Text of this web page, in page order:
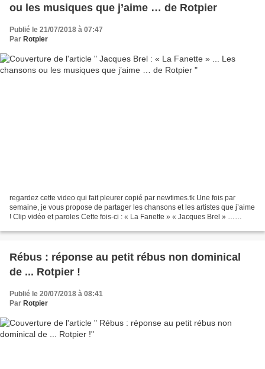
ou les musiques que j’aime … de Rotpier
Publié le 21/07/2018 à 07:47
Par Rotpier
regardez cette video qui fait pleurer copié par newtimes.tk Une fois par
semaine, je vous propose de partager les chansons et les artistes que j’aime
! Clip vidéo et paroles Cette fois-ci : « La Fanette » « Jacques Brel » …
Rébus : réponse au petit rébus non dominical
de ... Rotpier !
Publié le 20/07/2018 à 08:41
Par Rotpier